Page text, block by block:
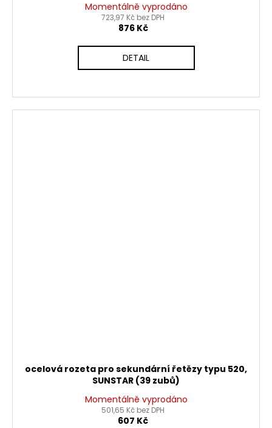
Momentálně vyprodáno
723,97 Kč bez DPH
876 Kč
DETAIL
ocelová rozeta pro sekundární řetězy typu 520,
SUNSTAR (39 zubů)
Momentálně vyprodáno
501,65 Kč bez DPH
607 Kč